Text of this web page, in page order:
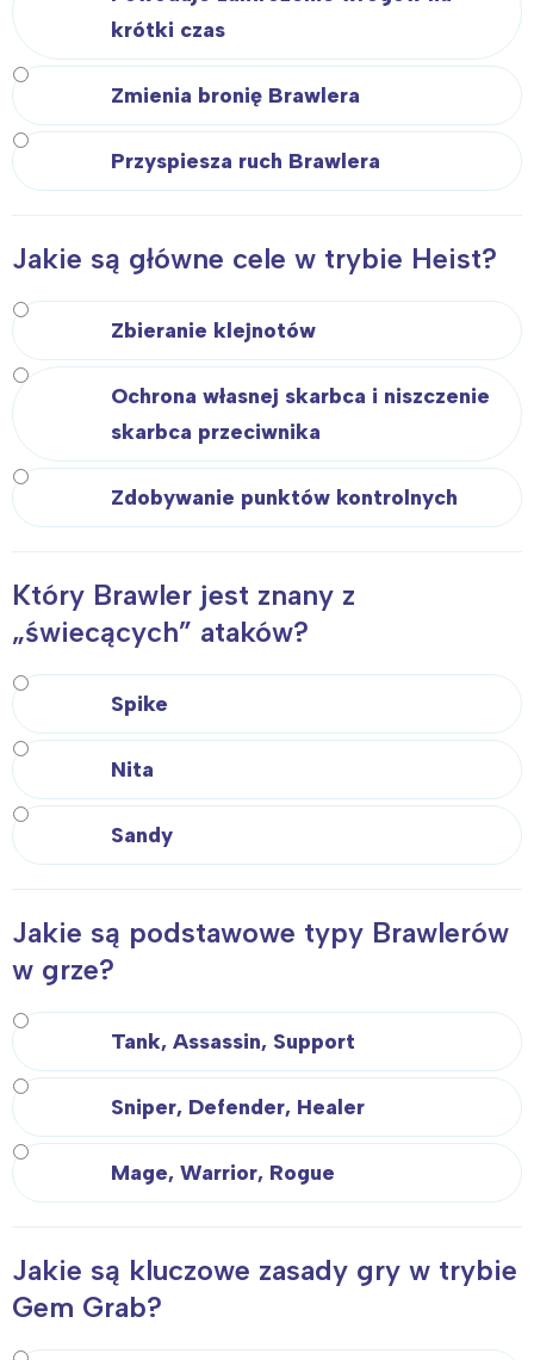
krótki czas
Zmienia bronię Brawlera
Przyspiesza ruch Brawlera
Jakie są główne cele w trybie Heist?
Zbieranie klejnotów
Ochrona własnej skarbca i niszczenie
skarbca przeciwnika
Zdobywanie punktów kontrolnych
Który Brawler jest znany z
„świecących” ataków?
Spike
Nita
Sandy
Jakie są podstawowe typy Brawlerów
w grze?
Tank, Assassin, Support
Sniper, Defender, Healer
Mage, Warrior, Rogue
Jakie są kluczowe zasady gry w trybie
Gem Grab?
Wybieram